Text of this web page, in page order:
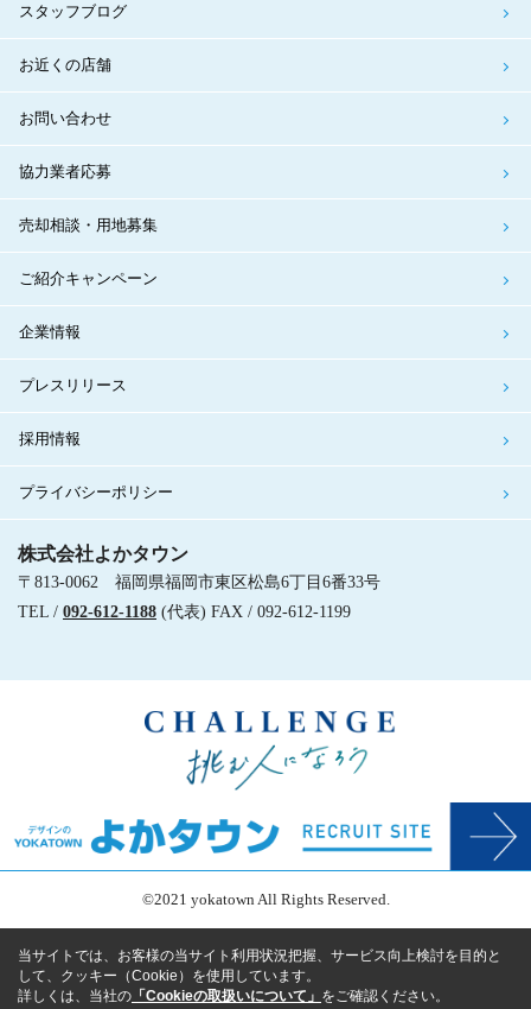
スタッフブログ
お近くの店舗
お問い合わせ
協力業者応募
売却相談・用地募集
ご紹介キャンペーン
企業情報
プレスリリース
採用情報
プライバシーポリシー
株式会社よかタウン
〒813-0062 福岡県福岡市東区松島6丁目6番33号
TEL / 092-612-1188 (代表) FAX / 092-612-1199
©2021 yokatown All Rights Reserved.
当サイトでは、お客様の当サイト利用状況把握、サービス向上検討を目的と
して、クッキー（Cookie）を使用しています。
詳しくは、当社の 「Cookieの取扱いについて」 をご確認ください。